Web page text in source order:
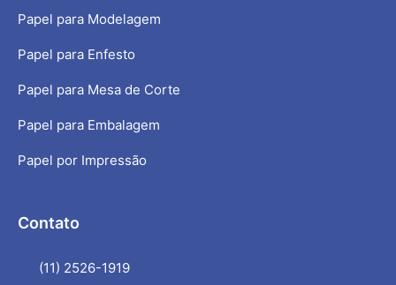
Papel para Modelagem
Papel para Enfesto
Papel para Mesa de Corte
Papel para Embalagem
Papel por Impressão
Contato
(11) 2526-1919